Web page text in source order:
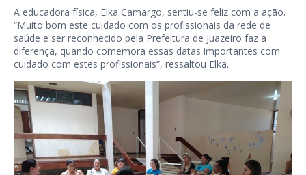
A educadora física, Elka Camargo, sentiu-se feliz com a ação.
“Muito bom este cuidado com os profissionais da rede de
saúde e ser reconhecido pela Prefeitura de Juazeiro faz a
diferença, quando comemora essas datas importantes com
cuidado com estes profissionais”, ressaltou Elka.